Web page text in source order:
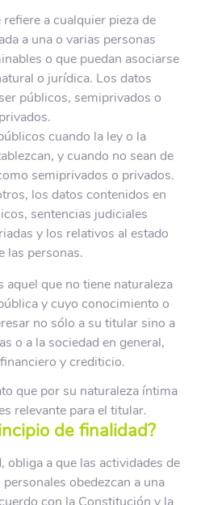
a cualquier pieza de
a una o varias personas
o que puedan asociarse
o jurídica. Los datos
públicos, semiprivados o
privados.
cuando la ley o la
y cuando no sean de
semiprivados o privados.
los datos contenidos en
sentencias judiciales
y los relativos al estado
las personas.
aquel que no tiene naturaleza
y cuyo conocimiento o
no sólo a su titular sino a
o a la sociedad en general,
y crediticio.
que por su naturaleza íntima
relevante para el titular.
de finalidad?
obliga a que las actividades de
obedezcan a una